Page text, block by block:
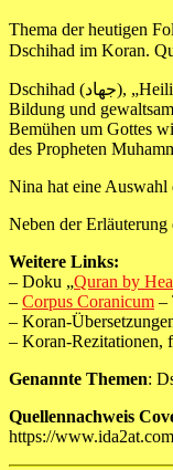
Thema der heutigen
Dschihad (جهاد), „Heiliger Krieg“ – ein Begriff, der in den meisten Köpfen schnell Bilder von Gewalt und Grausamkeit entstehen lässt. Vor allem seit dem Attentat am 11. September 2001, spätestens seit der
Bildung und
Bemühen um Gottes
des Propheten
Nina hat eine Auswahl
Neben der
Weitere Links:
– Doku „Quran by
– Corpus Coranicum –
– Koran-
– Koran-Rezitationen,
Genannte Themen:
Quellennachweis
https://